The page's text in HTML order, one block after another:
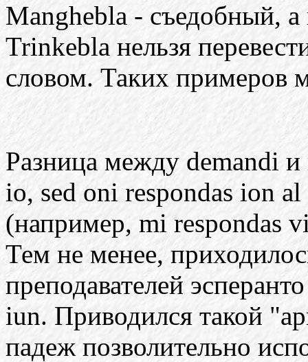
Manghebla - съедобный, а
Trinkebla нельзя
словом. Таких примеров
Разница между demandi
io, sed oni respondas ion
(например, mi respondas
Тем не менее,
преподавателей
iun. Приводился такой
падеж позволительно